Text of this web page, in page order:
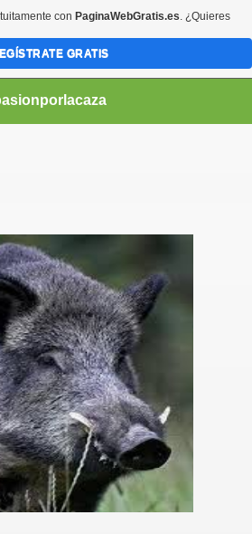
con PaginaWebGratis.es. ¿Quieres
GRATIS